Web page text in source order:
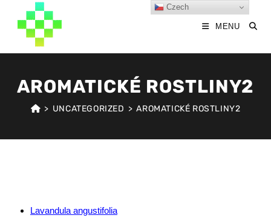
MENU
AROMATICKÉ ROSTLINY2
> UNCATEGORIZED > AROMATICKÉ ROSTLINY2
Lavandula angustifolia
Czech